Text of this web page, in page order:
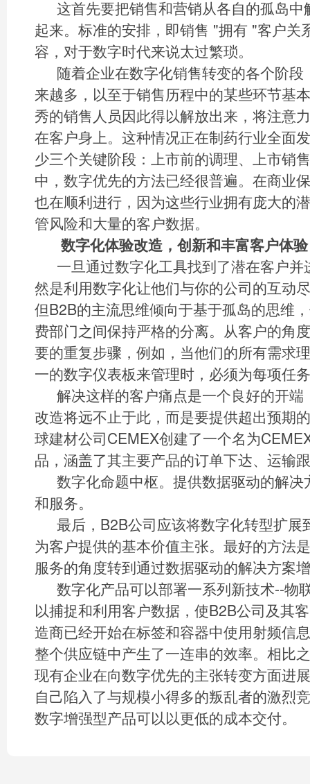
这首先要把销售和营销从各自的孤岛
起来。标准的安排，即销售 "拥有 "客户关
容，对于数字时代来说太过繁琐。
随着企业在数字化销售转变的各个阶
来越多，以至于销售历程中的某些环节基
秀的销售人员因此得以解放出来，将注意
在客户身上。这种情况正在制药行业全面
少三个关键阶段：上市前的调理、上市销
中，数字优先的方法已经很普遍。在商业
也在顺利进行，因为这些行业拥有庞大的
管风险和大量的客户数据。
数字化体验改造，创新和丰富客户体验
一旦通过数字化工具找到了潜在客户
然是利用数字化让他们与你的公司的互动
但B2B的主流思维倾向于基于孤岛的思维
费部门之间保持严格的分离。从客户的角
要的重复步骤，例如，当他们的所有需求
一的数字仪表板来管理时，必须为每项任
解决这样的客户痛点是一个良好的开
改造将远不止于此，而是要提供超出预期
球建材公司CEMEX创建了一个名为
品，涵盖了其主要产品的订单下达、运输
数字化命题中枢。提供数据驱动的解
和服务。
最后，B2B公司应该将数字化转型扩展
为客户提供的基本价值主张。最好的方法
服务的角度转到通过数据驱动的解决方案
数字化产品可以部署一系列新技术--物
以捕捉和利用客户数据，使B2B公司及其
造商已经开始在标签和容器中使用射频信
整个供应链中产生了一连串的效率。相比
现有企业在向数字优先的主张转变方面进
自己陷入了与规模小得多的叛乱者的激烈
数字增强型产品可以以更低的成本交付。